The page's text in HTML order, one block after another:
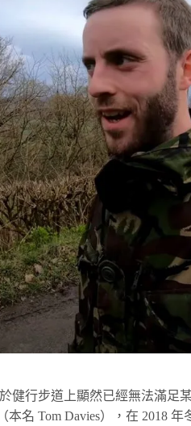
健行步道上顯然已經無法滿足
本名 Tom Davies），在 2018